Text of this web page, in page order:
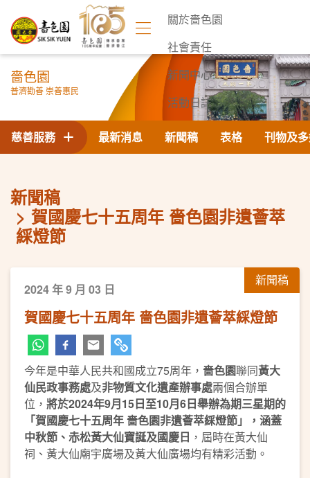
關於嗇色園
社會責任
新聞中心
活動日誌
聯絡我們
嗇色園
普濟勸善 崇善惠民
最新消息 新聞稿 表格 刊物及
慈善服務
新聞稿
賀國慶七十五周年 嗇色園非遺薈萃
綵燈節
新聞稿
2024 年 9 月 03 日
賀國慶七十五周年 嗇色園非遺薈萃綵燈節
今年是中華人民共和國成立75周年， 嗇色園聯同黃大
仙民政事務處及非物質文化遺產辦事處兩個合辦單
位， 將於2024年9月15日至10月6日舉辦為期三星期的
「賀國慶七十五周年 嗇色園非遺薈萃綵燈節」，涵蓋
中秋節、赤松黃大仙寶誕及國慶日 ，屆時在黃大仙
祠、黃大仙廟宇廣場及黃大仙廣場均有精彩活動。